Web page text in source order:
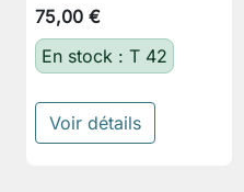
75,00 €
En stock : T 42
Voir détails